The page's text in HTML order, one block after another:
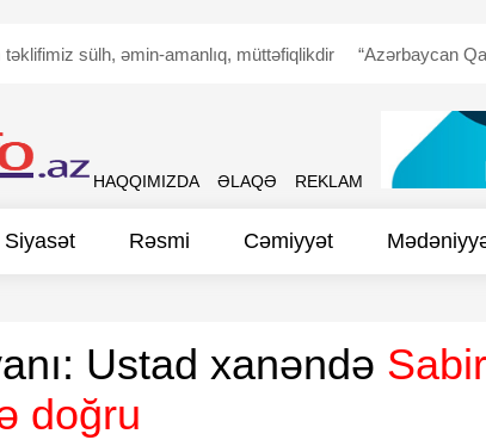
sülh, əmin-amanlıq, müttəfiqlikdir “Azərbaycan
HAQQIMIZDA ƏLAQƏ REKLAM
Siyasət Rəsmi Cəmiyyət
Ustad xanəndə Sabir
doğru